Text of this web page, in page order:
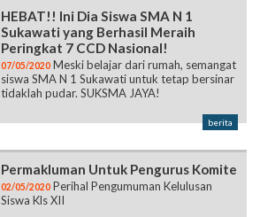
HEBAT!! Ini Dia Siswa SMA N 1
Sukawati yang Berhasil Meraih
Peringkat 7 CCD Nasional!
07/05/2020 Meski belajar dari rumah, semangat
siswa SMA N 1 Sukawati untuk tetap bersinar
tidaklah pudar. SUKSMA JAYA!
berita
Permakluman Untuk Pengurus Komite
02/05/2020 Perihal Pengumuman Kelulusan
Siswa Kls XII